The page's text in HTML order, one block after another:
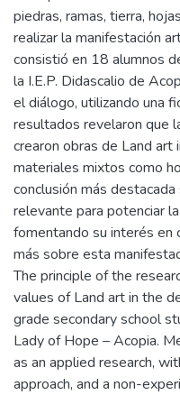
piedras, ramas, tierra,
realizar la manifestación
consistió en 18 alumnos
la I.E.P. Didascalio de
el diálogo, utilizando una
resultados revelaron que
crearon obras de Land art
materiales mixtos como
conclusión más
relevante para potenciar
fomentando su interés en
más sobre esta
The principle of the
values of Land art in the
grade secondary school
Lady of Hope – Acopia.
as an applied research,
approach, and a non-